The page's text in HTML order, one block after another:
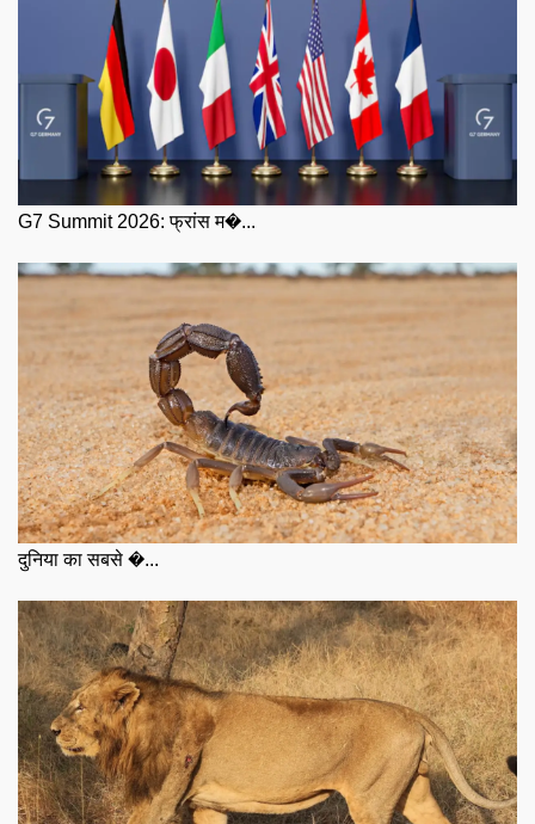
G7 Summit 2026: फ्रांस म�...
दुनिया का सबसे �...